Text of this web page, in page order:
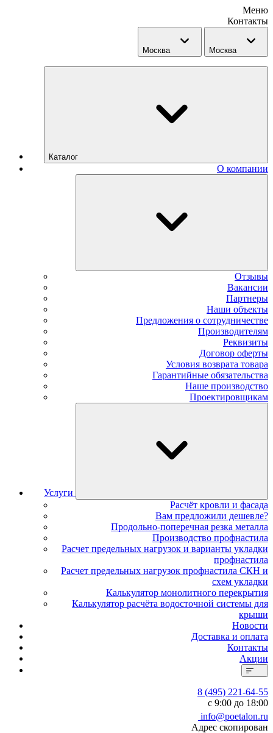
Меню
Контакты
Москва Москва
Каталог
О компании
Отзывы
Вакансии
Партнеры
Наши объекты
Предложения о сотрудничестве
Производителям
Реквизиты
Договор оферты
Условия возврата товара
Гарантийные обязательства
Наше производство
Проектировщикам
Услуги
Расчёт кровли и фасада
Вам предложили дешевле?
Продольно-поперечная резка металла
Производство профнастила
Расчет предельных нагрузок и варианты укладки
профнастила
Расчет предельных нагрузок профнастила СКН и
схем укладки
Калькулятор монолитного перекрытия
Калькулятор расчёта водосточной системы для
крыши
Новости
Доставка и оплата
Контакты
Акции
8 (495) 221-64-55
с 9:00 до 18:00
info@poetalon.ru
Адрес скопирован